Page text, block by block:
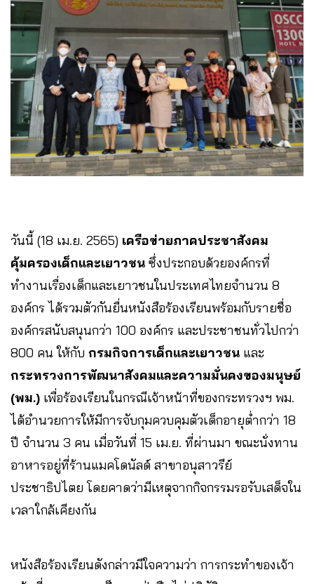
วันนี้ (18 เม.ย. 2565) เครือข่ายภาคประชาสังคม
คุ้มครองเด็กและเยาวชน ซึ่งประกอบด้วยองค์กรที่
ทำงานเรื่องเด็กและเยาวชนในประเทศไทยจำนวน 8
องค์กร ได้รวมตัวกันยื่นหนังสือร้องเรียนพร้อมกับรายชื่อ
องค์กรสนับสนุนกว่า 100 องค์กร และประชาชนทั่วไปกว่า
800 คน ให้กับ กรมกิจการเด็กและเยาวชน และ
กระทรวงการพัฒนาสังคมและความมั่นคงของมนุษย์
(พม.) เพื่อร้องเรียนในกรณีเจ้าหน้าที่ของกระทรวงฯ พม.
ได้อำนวยการให้มีการจับกุมควบคุมตัวเด็กอายุต่ำกว่า 18
ปี จำนวน 3 คน เมื่อวันที่ 15 เม.ย. ที่ผ่านมา ขณะนั่งทาน
อาหารอยู่ที่ร้านแมคโดนัลด์ สาขาอนุสาวรีย์
ประชาธิปไตย โดยคาดว่ามีเหตุจากกิจกรรมรอรับเสด็จใน
เวลาใกล้เคียงกัน
หนังสือร้องเรียนดังกล่าวมีใจความว่า การกระทำของเจ้า